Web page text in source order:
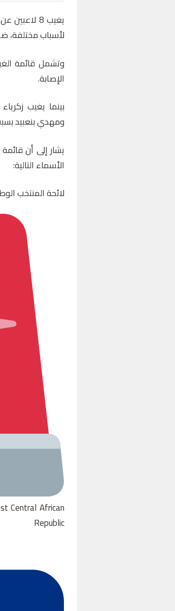
يغيب 8
لأسباب مختلفة،
وتشمل قائمة
الإصابة.
بينما يغيب
ومهدي بنعبيد
يشار إلى أن
الأسماء التالية:
لائحة المنتخب
Central African
Republic